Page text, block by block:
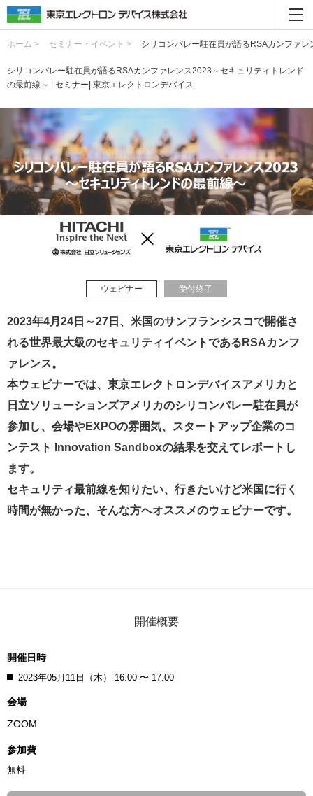
ホーム > セミナー・イベント > シリコンバレー駐在員が語るRSAカンファ
シリコンバレー駐在員が語るRSAカンファレンス2023～セキュリティトレンド
の最前線～ | セミナー| 東京エレクトロンデバイス
ウェビナー 受付終了
2023年4月24日～27日、米国のサンフランシスコで開催さ
れる世界最大級のセキュリティイベントであるRSAカンフ
ァレンス。
本ウェビナーでは、東京エレクトロンデバイスアメリカと
日立ソリューションズアメリカのシリコンバレー駐在員が
参加し、会場やEXPOの雰囲気、スタートアップ企業のコ
ンテスト Innovation Sandboxの結果を交えてレポートし
ます。
セキュリティ最前線を知りたい、行きたいけど米国に行く
時間が無かった、そんな方へオススメのウェビナーです。
開催概要
開催日時
2023年05月11日（木） 16:00 〜 17:00
会場
ZOOM
参加費
無料